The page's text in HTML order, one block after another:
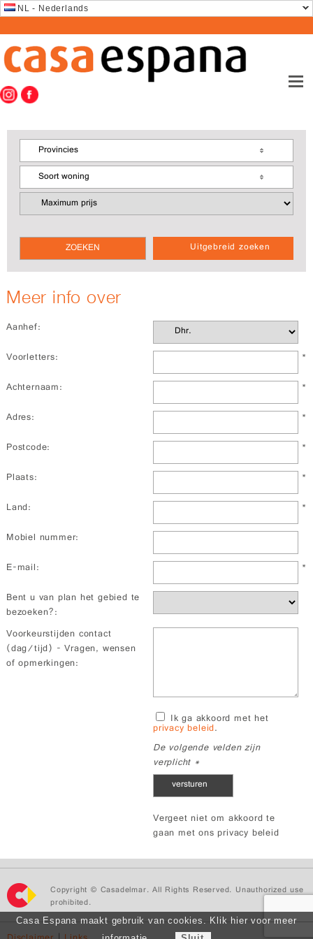
NL - Nederlands
Uitgebreid zoeken
Provincies
Soort woning
Meer info over
Aanhef:
Voorletters:
*
Achternaam: *
Adres: *
Postcode: *
Plaats: *
Land: *
Mobiel nummer:
E-mail:
*
Bent u van plan het gebied te
bezoeken?:
Voorkeurstijden contact
(dag/tijd) - Vragen, wensen
of opmerkingen:
Ik ga akkoord met het
privacy beleid.
De volgende velden zijn
verplicht *
Vergeet niet om akkoord te
gaan met ons privacy beleid
Copyright © Casadelmar. All Rights Reserved. Unauthorized use
prohibited.
Casa Espana maakt gebruik van cookies. Klik hier voor meer